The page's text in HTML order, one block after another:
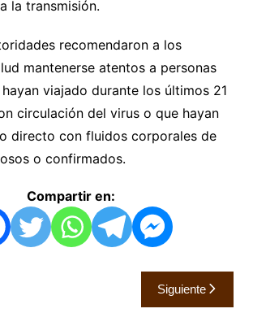
la transmisión.
recomendaron a los
mantenerse atentos a personas
viajado durante los últimos 21
circulación del virus o que hayan
directo con fluidos corporales de
o confirmados.
Compartir en:
Siguiente